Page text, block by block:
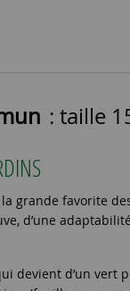
: taille
grande favorite
d’une
d’un vert